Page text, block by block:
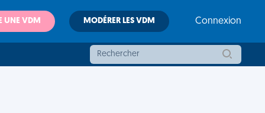
UNE VDM MODÉRER LES VDM Connexion